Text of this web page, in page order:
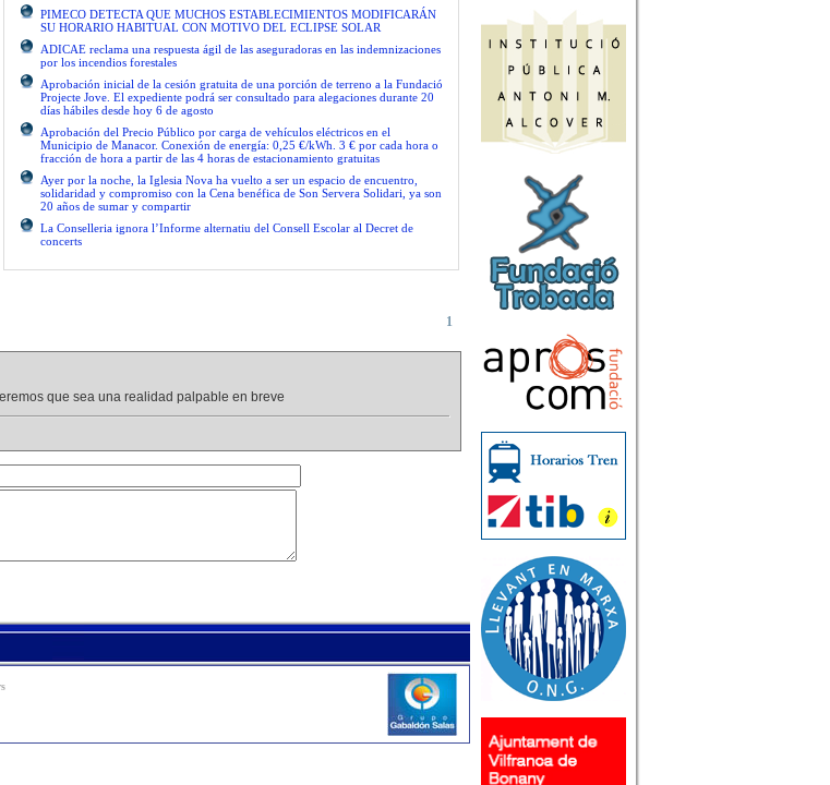
PIMECO DETECTA QUE MUCHOS ESTABLECIMIENTOS MODIFICARÁN
SU HORARIO HABITUAL CON MOTIVO DEL ECLIPSE SOLAR
ADICAE reclama una respuesta ágil de las aseguradoras en las indemnizaciones
por los incendios forestales
Aprobación inicial de la cesión gratuita de una porción de terreno a la Fundació
Projecte Jove. El expediente podrá ser consultado para alegaciones durante 20
días hábiles desde hoy 6 de agosto
Aprobación del Precio Público por carga de vehículos eléctricos en el
Municipio de Manacor. Conexión de energía: 0,25 €/kWh. 3 € por cada hora o
fracción de hora a partir de las 4 horas de estacionamiento gratuitas
Ayer por la noche, la Iglesia Nova ha vuelto a ser un espacio de encuentro,
solidaridad y compromiso con la Cena benéfica de Son Servera Solidari, ya son
20 años de sumar y compartir
La Conselleria ignora l’Informe alternatiu del Consell Escolar al Decret de
concerts
1
que sea una realidad palpable en breve